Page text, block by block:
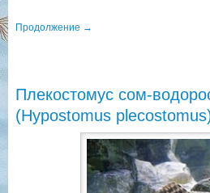
Продолжение →
Плекостомус сом-
(Hypostomus